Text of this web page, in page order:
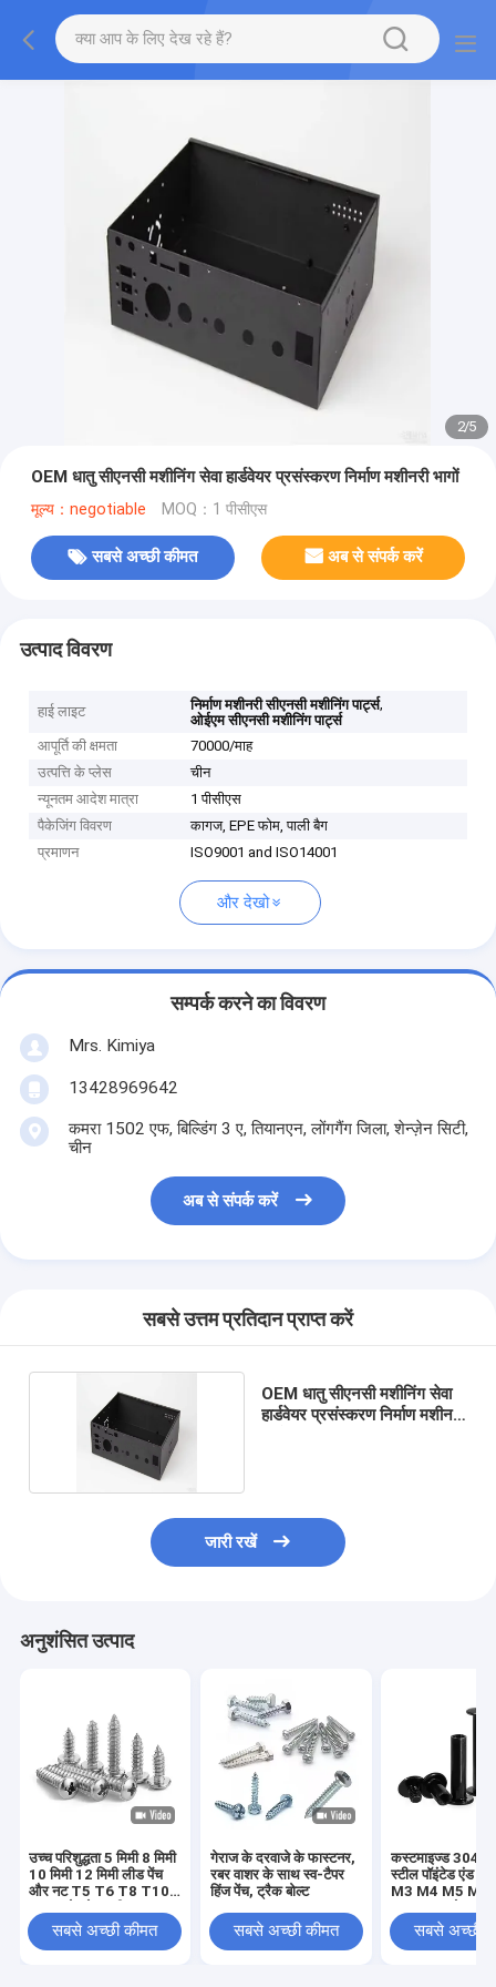
2/5
OEM धातु सीएनसी मशीनिंग सेवा हार्डवेयर प्रसंस्करण निर्माण मशीनरी भागों
मूल्य：negotiable MOQ：1 पीसीएस
सबसे अच्छी कीमत अब से संपर्क करें
उत्पाद विवरण
हाई लाइट निर्माण मशीनरी सीएनसी मशीनिंग पार्ट्स,
ओईएम सीएनसी मशीनिंग पार्ट्स
आपूर्ति की क्षमता
70000/माह
उत्पत्ति के प्लेस
चीन
न्यूनतम आदेश मात्रा
1 पीसीएस
पैकेजिंग विवरण
कागज, EPE फोम, पाली बैग
प्रमाणन
ISO9001 and ISO14001
और देखो
सम्पर्क करने का विवरण
Mrs. Kimiya
13428969642
कमरा 1502 एफ, बिल्डिंग 3 ए, तियानएन, लोंगगैंग जिला, शेन्ज़ेन सिटी,
चीन
अब से संपर्क करें
सबसे उत्तम प्रतिदान प्राप्त करें
OEM धातु सीएनसी मशीनिंग सेवा
हार्डवेयर प्रसंस्करण निर्माण मशीनरी
जारी रखें
अनुशंसित उत्पाद
उच्च परिशुद्धता 5 मिमी 8 मिमी
10 मिमी 12 मिमी लीड पेंच
और नट T5 T6 T8 T10
ट्रेपेज़ॉइडल पेंच पीतल नट के
साथ लीड पेंच
सबसे अच्छी कीमत
गेराज के दरवाजे के फास्टनर,
रबर वाशर के साथ स्व-टैपर
हिंज पेंच, ट्रैक बोल्ट
सबसे अच्छी कीमत
कस्टमाइज्ड 304
स्टील पॉइंटेड एंड
M3 M4 M5 M6
स्क्रू हेडलेस हेक्स
स्क्रू
सबसे अच्छी